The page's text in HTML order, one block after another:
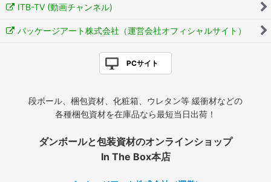
ITB-TV (動画チャンネル)
パッケージアート株式会社（運営会社オフィシャルサイト）
PCサイト
段ボール、梱包資材、化粧箱、ウレタン等 緩衝材などの
各種梱包資材を在庫品なら最短当日出荷！
ダンボールと包装資材のオンラインショップ
In The Box本店